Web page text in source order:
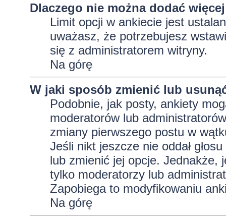
Dlaczego nie można dodać
Limit opcji w ankiecie jest
uważasz, że potrzebujesz
się z administratorem witryny.
Na górę
W jaki sposób zmienić lub
Podobnie, jak posty, ankiety
moderatorów lub
zmiany pierwszego postu w
Jeśli nikt jeszcze nie oddał
lub zmienić jej opcje. Jednakże,
tylko moderatorzy lub
Zapobiega to modyfikowaniu
Na górę